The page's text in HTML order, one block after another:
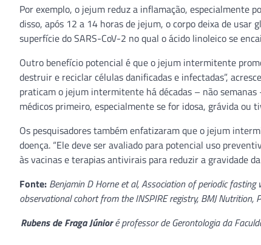
Por exemplo, o jejum reduz a inflamação, especialmente
disso, após 12 a 14 horas de jejum, o corpo deixa de usar
superfície do SARS-CoV-2 no qual o ácido linoleico se
Outro benefício potencial é que o jejum intermitente
destruir e reciclar células danificadas e infectadas”,
praticam o jejum intermitente há décadas – não
médicos primeiro, especialmente se for idosa, grávida ou
Os pesquisadores também enfatizaram que o jejum
doença. “Ele deve ser avaliado para potencial uso
às vacinas e terapias antivirais para reduzir a gravidade
Fonte: Benjamin D Horne et al, Association of periodic
observational cohort from the INSPIRE registry, BMJ Nutrition,
Rubens de Fraga Júnioré professor de Gerontologia da